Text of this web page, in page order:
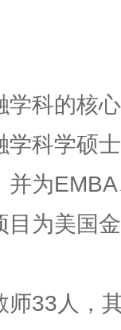
科的核
科学硕
为
为美国
师33人，